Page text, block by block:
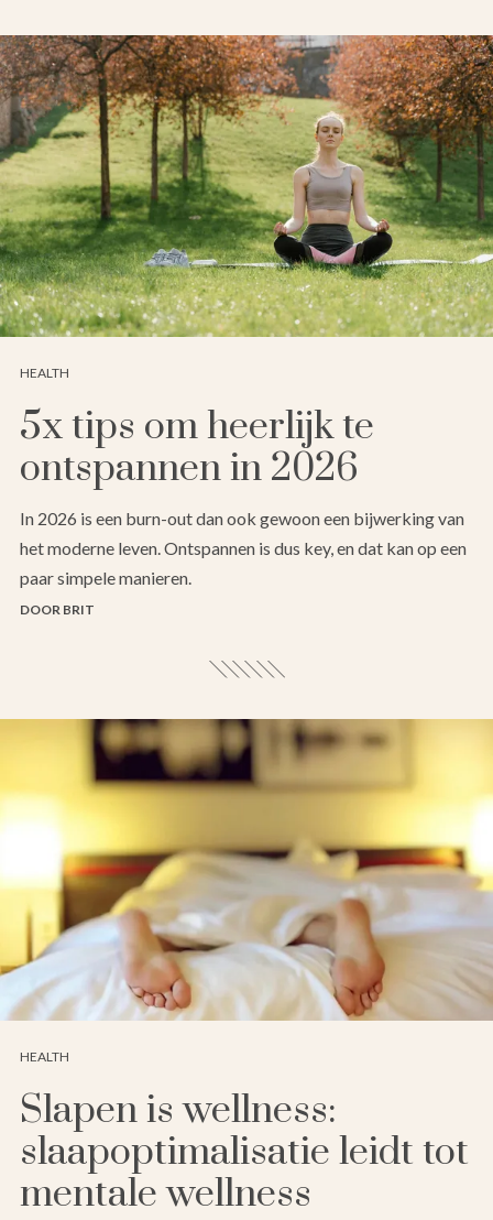
HEALTH
5x tips om heerlijk te
ontspannen in 2026
In 2026 is een burn-out dan ook gewoon een bijwerking van
het moderne leven. Ontspannen is dus key, en dat kan op een
paar simpele manieren.
DOOR BRIT
HEALTH
Slapen is wellness:
slaapoptimalisatie leidt tot
mentale wellness